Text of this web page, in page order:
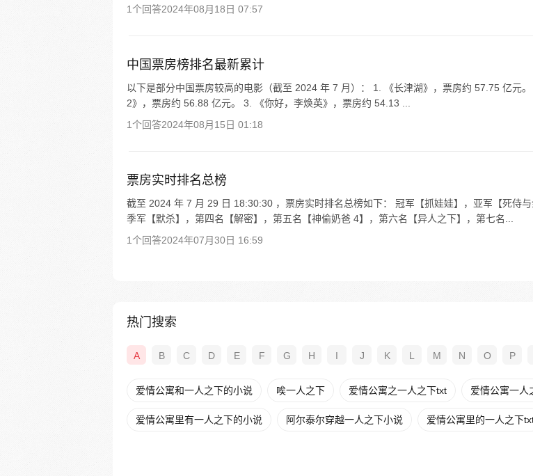
1个回答2024年08月18日 07:57
中国票房榜排名最新累计
以下是部分中国票房较高的电影（截至 2024 年 7 月）： 1. 《长津湖》，票房约 57.75 亿元
2》，票房约 56.88 亿元。 3. 《你好，李焕英》，票房约 54.13 ...
1个回答2024年08月15日 01:18
票房实时排名总榜
截至 2024 年 7 月 29 日 18:30:30 ，票房实时排名总榜如下： 冠军【抓娃娃】，亚军【死侍与
季军【默杀】，第四名【解密】，第五名【神偷奶爸 4】，第六名【异人之下】，第七名...
1个回答2024年07月30日 16:59
热门搜索
A B C D E F G H I J K L M N O P
爱情公寓和一人之下的小说 唉一人之下 爱情公寓之一人之下txt 爱情公寓一人
爱情公寓里有一人之下的小说 阿尔泰尔穿越一人之下小说 爱情公寓里的一人之下